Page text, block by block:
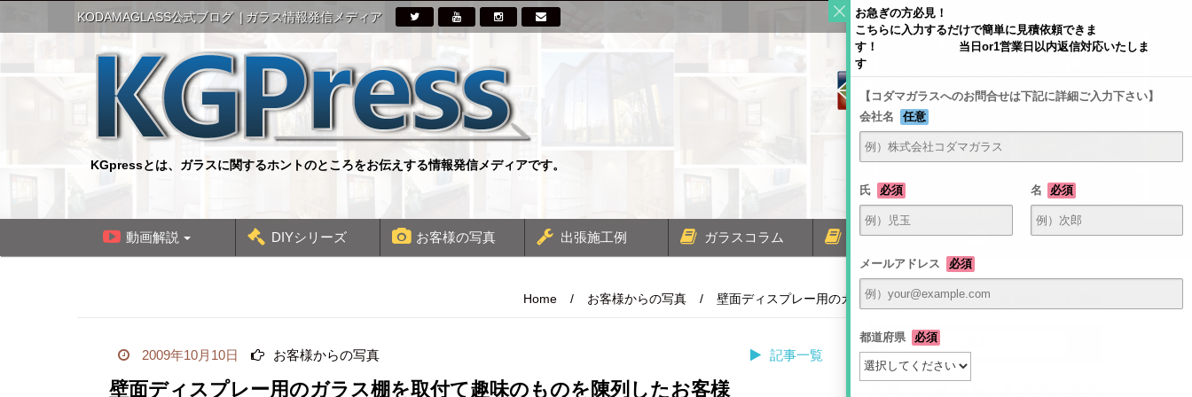
KODAMAGLASS公式ブログ ガラス情報発信メディア
〒581-0054 大阪府八尾市南亀井町4-1-2
KGpressとは、ガラスに関するホントのところをお伝えする情報発信メディアです。
動画解説 DIYシリーズ お客様の写真 出張施工例 ガラスコラム ミラーコラム お問い合わせ
Home / お客様からの写真 / 壁面ディスプレー用のガラス棚を取付て趣味のものを陳列したお客様
記事一覧
2009年10月10日 お客様からの写真
壁面ディスプレー用のガラス棚を取付て趣味のものを陳列したお客様
お急ぎの方必見！
こちらに入力するだけで簡単に見積依頼できま
す！ 当日or1営業日以内返信対応いたしま
す
【コダマガラスへのお問合せは下記に詳細ご入力下さい】
会社名
任意
氏 必須 名 必須
メールアドレス 必須
都道府県 必須